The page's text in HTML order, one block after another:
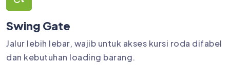
Swing Gate
Jalur lebih lebar, wajib untuk akses kursi roda difabel
dan kebutuhan loading barang.